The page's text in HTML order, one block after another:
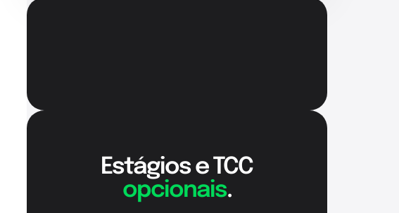
Estágios e TCC
opcionais.